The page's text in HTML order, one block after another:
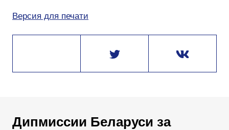
Версия для печати
Дипмиссии Беларуси за